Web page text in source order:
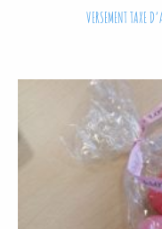
VERSEMENT TAXE